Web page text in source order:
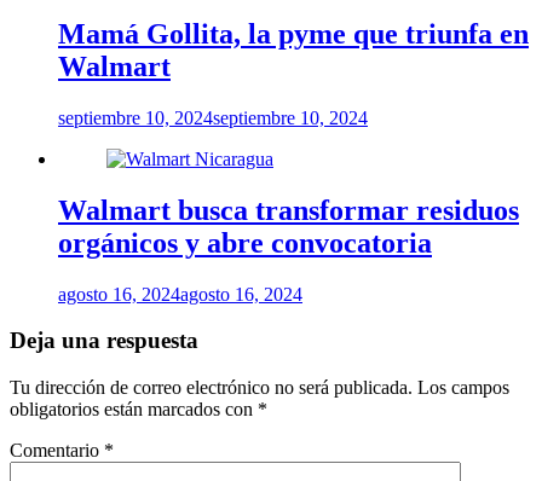
Mamá Gollita, la pyme que triunfa en
Walmart
septiembre 10, 2024septiembre 10, 2024
Walmart busca transformar residuos
orgánicos y abre convocatoria
agosto 16, 2024agosto 16, 2024
Deja una respuesta
Tu dirección de correo electrónico no será publicada. Los campos
obligatorios están marcados con *
Comentario *